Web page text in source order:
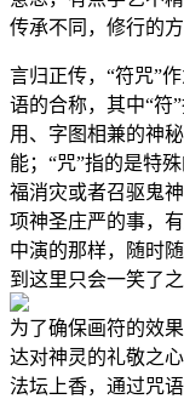
传承不同，修行的
言归正传，“符咒”
语的合称，其中“符
用、字图相兼的神
能；“咒”指的是特
福消灾或者召驱鬼
项神圣庄严的事，
中演的那样，随时
到这里只会一笑了之
为了确保画符的效
达对神灵的礼敬之
法坛上香，通过咒